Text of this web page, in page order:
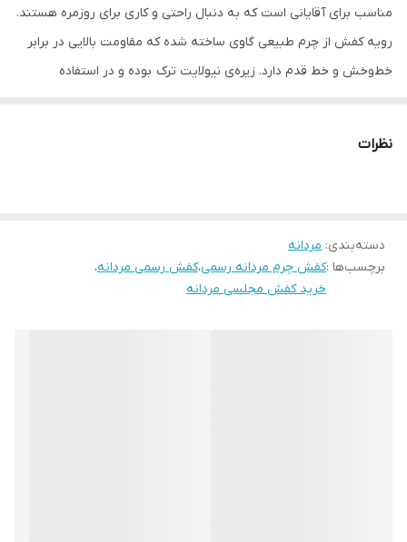
مناسب برای آقایانی است که به دنبال راحتی و کاری برای روزمره هستند.
رویه کفش از چرم طبیعی گاوی ساخته شده که مقاومت بالایی در برابر
خط‌وخش و خط قدم دارد. زیره‌ی نیولایت ترک بوده و در استفاده
است و برای محیط کار، مهمانی و استفاده روزانه گزینه‌ای ایده‌آل
الان ثبت سفارش کن
نظرات
دسته‌بندی: مردانه
برچسب‌ها :کفش چرم مردانه رسمی،کفش رسمی مردانه،
خرید کفش مجلسی مردانه